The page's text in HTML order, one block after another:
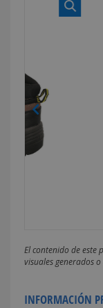
El contenido de este
visuales generados
INFORMACIÓN